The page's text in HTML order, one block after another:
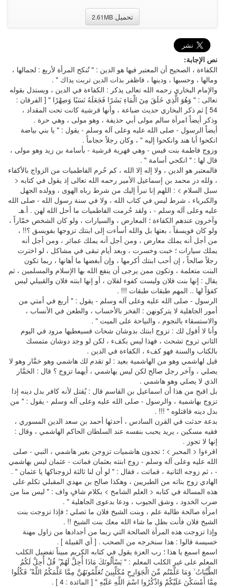
تحميل 2.61MB
نص الإجابة:
الكفاءة ، الصحيح أن المعتبر فيها هو الدين : " تُنكح المرأة لأربع : لجمالها ،
ومالها ، وحسبها ، ودينها ، فاظفر بذات الدين تربت يداك " .
والإمام البخاري رحمه الله تعالى يذكر : الكفاءة في الدين ، ويستدل بقوله
تعالى : " وَهُوَ الَّذِي خَلَقَ مِنَ الْمَاءِ بَشَرًا فَجَعَلَهُ نَسَبًا وَصِهْرًا " [ الفرقان :
54 ] ثم ذكر البخاري حديث ضباعة ، وأنها قرشية كانت تحت المقداد ،
وذكر أيضاً امرأة سالم مولى أبي حذيفة ، وهو مولى ، وهي حرة .
أيضاً الرسول - صلى الله عليه وعلى آله وسلم - يقول : " يا بني بياضة
انكحوا أبا هند وانكحوا إليه " ، وكان رجلاً حجاماً .
وزوج فاطمة بنت قيس - وهي فهرية قرشية - بأسامة بن زيد وهو مولى ،
قال لها : " انكحي أسامة " .
فالمعتبر هو الدين ، ولا إله إلا الله ، كم حُرم الفاطميات من الزواج بالأكفاء
، ولله در محمد بن إسماعيل الأمير رحمه الله تعالى إذ يقول في كتابه <
سبل السلام > : اللهم إنا نبرأ إليك من شرط رباه الهوى ، وولده الجهل
والكبرياء ، شرط ليس في كتاب الله ، ولا في سنة رسول الله - صلى الله
عليه وعلى آله وسلم - ، ولقد حُرمت الفاطميات ما أحل الله لهن . أ.هـ
وآخرون عندهم الكفاءة ؛ المعارض ، والسيارات ، ولو كان الشخص خمّاراً ،
ولو كان فويسقاً ، بعتها بل والله أسأءت إلى ابنتك تزوجها بفويسق ؟!! ،
من أجل أنه يملك معارض ، ومن أجل أنه يملك عمائر ، ومن أجل أنه
يملك سيارات ؛ خبت وخسرت ، وبعد أيام تبقى في مشاكل ، لو اخترت
رجلاً صالحاً ، إن أحب ابنتك أكرمها ، وإن أبغضها ما أهانها ، ربما تكون
البنت متعلمة ، وتكون ممن يرجى أن ينفع الله بها الإسلام والمسلمين ، ثم
يقال : إنها بنت فلان وليست كفوء لفلان ، أو إنها ابنته فلان والقبيلي ليس
كفؤاً لها .. المهم طبقات طبقات !!! .
الرسول - صلى الله عليه وعلى آله وسلم - يقول : " أربع في أمتي من
أمور الجاهلية لا يتركونهن : الفخر بالأحساب ، والطعن في الأنساب ،
والاستسقاء بالنجوم ، والنياحة على الميت " .
وأنا لا أقول لك : تزوج ابنتك بدوشان شحاث فسيعطيها مزود في اليوم
الثاني تروح تشحث ، فهذا ليس بكفء ، لكن لو وجد دوشان متمسك
بالكتاب والسنة فهو كفء ، الكفاءة في الدين .
قيل لهاشمي وهو من الهاشمية بعيد : لو تقدم لك هاشمي وهو خمَّار وهو لا
يصلي ، وآخر رجل صالح لكن ليس بهاشمي ، أيهما تزوج ؟ قال : الخمَّار
الذي لا يصلي وهو هاشمي .
بل اقبح من هذا أن اسماعيل بن القاسم قال : يُقتل لأنه كافر بدل دينه إذا
تزوج بهاشمية ، والرسول - صلى الله عليه وعلى آله وسلم - يقول : " من
بدل دينه فاقتلوه " !!! .
بدعة حدثت في القرن السادس ، أحدثها أحمد بن سعد الدين المسوري ،
فقيه مسكين ، يريد يحبب بنفسه عند السلطان الحاكم الهاشمي ، وقال :
إنها لا تجوز .
اقرءوا < المحبر > ؛ تجدون هاشميات تزوجن بغير هاشمي ، النبي - صلى
الله عليه وعلى آله وسلم - زوج ابنته بعثمان فماتت - عثمان ليس بهاشمي
- ، ثم زوجه الثانية ، فماتت ، فقال : " لو أن لنا ثالثة لزوجناكها يا عثمان " .
الهادي زوج بناته من الطبريين ، وهكذا صالح بن مهدي المقبلي تكلم على
هذه المسالة في كتابه < العلم الشامخ > بكلام شافٍ واف : " ليس منا من
ضرب الخدود ، وشق الجيوب ، ودعا بدعوى الجاهلية " .
امرأة صالحة طالبة علم ، وبنت الشيخ فلان ما تصلي ؛ فإذا تزوجت بنت
الشيخ فلان فأنت بطل ما شاء الله معك بنت الشيخ !! .
وإذا تزوجت هذه المرأة الصالحة التي ربما من أجدادها من زاول مهنة
خسيسة قالوا : هذا سنخرجه من الصحب . [ أي القبيلة ] .
اسمع اسمع يا هذا ؛ رب العزة يقول في كتابه الكريم مبيناً تفضيل الكلب
المعلم على غير الكلب المعلم : " يَسْأَلُونَكَ مَاذَا أُحِلَّ لَهُمْ ۖ قُلْ أُحِلَّ لَكُمُ
الطَّيِّبَاتُ ۙ وَمَا عَلَّمْتُم مِّنَ الْجَوَارِحِ مُكَلِّبِينَ تُعَلِّمُونَهُنَّ مِمَّا عَلَّمَكُمُ اللَّهُ ۖ فَكُلُوا
مِمَّا أَمْسَكْنَ عَلَيْكُمْ وَاذْكُرُوا اسْمَ اللَّهِ عَلَيْهِ " [ المائدة : 4 ] .